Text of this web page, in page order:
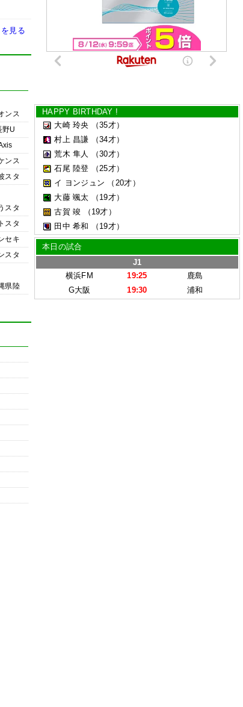
見る
ンス
野U
ンス
スタ
スタ
スタ
セキ
スタ
県陸
HAPPY BIRTHDAY !
大崎 玲央
（35才）
村上 昌謙
（34才）
荒木 隼人
（30才）
石尾 陸登
（25才）
イ ヨンジュン
（20才）
大藤 颯太
（19才）
古賀 竣
（19才）
田中 希和
（19才）
本日の試合
J1
横浜FM
19:25
鹿島
G大阪
19:30 浦和